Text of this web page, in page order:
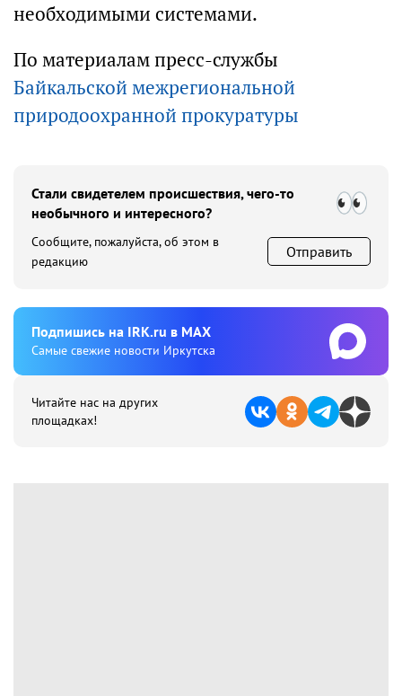
необходимыми системами.
По материалам пресс-службы
Байкальской межрегиональной
природоохранной прокуратуры
Стали свидетелем происшествия, чего-то
необычного и интересного?
Сообщите, пожалуйста, об этом в
редакцию
Отправить
Подпишиcь на IRK.ru в MAX
Cамые свежие новости Иркутска
Читайте нас на других
площадках!